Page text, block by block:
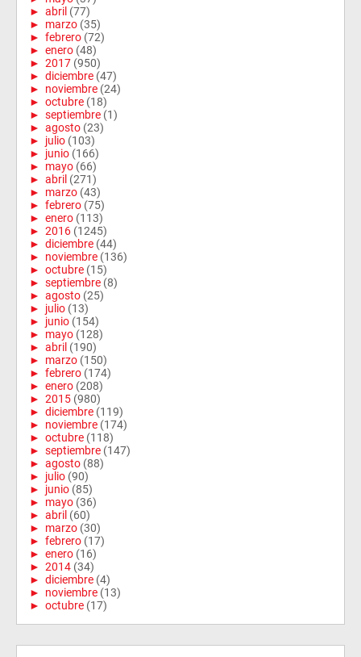
► abril (77)
► marzo (35)
► febrero (72)
► enero (48)
► 2017 (950)
► diciembre (47)
► noviembre (24)
► octubre (18)
► septiembre (1)
► agosto (23)
► julio (103)
► junio (166)
► mayo (66)
► abril (271)
► marzo (43)
► febrero (75)
► enero (113)
► 2016 (1245)
► diciembre (44)
► noviembre (136)
► octubre (15)
► septiembre (8)
► agosto (25)
► julio (13)
► junio (154)
► mayo (128)
► abril (190)
► marzo (150)
► febrero (174)
► enero (208)
► 2015 (980)
► diciembre (119)
► noviembre (174)
► octubre (118)
► septiembre (147)
► agosto (88)
► julio (90)
► junio (85)
► mayo (36)
► abril (60)
► marzo (30)
► febrero (17)
► enero (16)
► 2014 (34)
► diciembre (4)
► noviembre (13)
► octubre (17)